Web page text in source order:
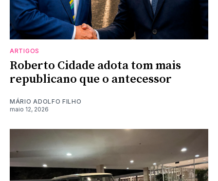
ARTIGOS
Roberto Cidade adota tom mais
republicano que o antecessor
MÁRIO ADOLFO FILHO
maio 12, 2026